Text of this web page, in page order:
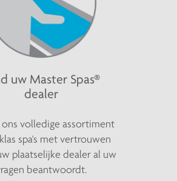
uw Master Spas®
dealer
volledige assortiment
spa's met vertrouwen
plaatselijke dealer al uw
beantwoordt.